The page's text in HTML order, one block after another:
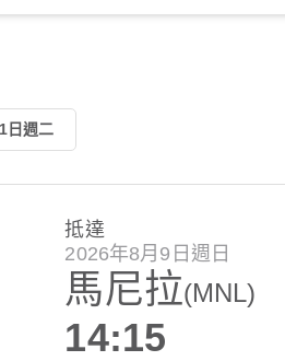
日週二
抵達
2026年8月9日週日
馬尼拉(MNL)
14:15